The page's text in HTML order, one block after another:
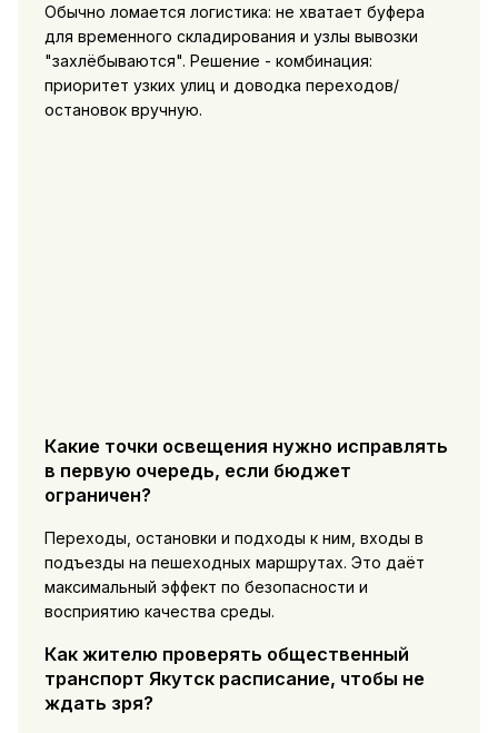
Обычно ломается логистика: не хватает буфера
для временного складирования и узлы вывозки
"захлёбываются". Решение - комбинация:
приоритет узких улиц и доводка переходов/
остановок вручную.
Какие точки освещения нужно исправлять
в первую очередь, если бюджет
ограничен?
Переходы, остановки и подходы к ним, входы в
подъезды на пешеходных маршрутах. Это даёт
максимальный эффект по безопасности и
восприятию качества среды.
Как жителю проверять общественный
транспорт Якутск расписание, чтобы не
ждать зря?